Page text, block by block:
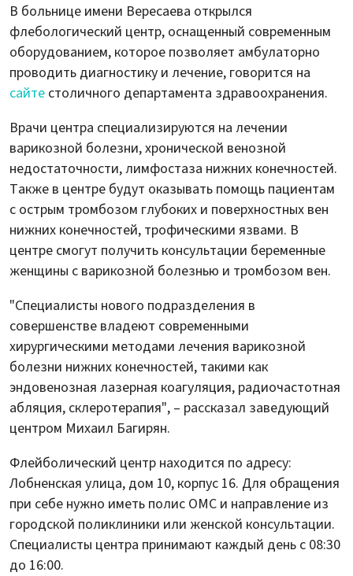
В больнице имени Вересаева открылся
флебологический центр, оснащенный современным
оборудованием, которое позволяет амбулаторно
проводить диагностику и лечение, говорится на
сайте столичного департамента здравоохранения.
Врачи центра специализируются на лечении
варикозной болезни, хронической венозной
недостаточности, лимфостаза нижних конечностей.
Также в центре будут оказывать помощь пациентам
с острым тромбозом глубоких и поверхностных вен
нижних конечностей, трофическими язвами. В
центре смогут получить консультации беременные
женщины с варикозной болезнью и тромбозом вен.
"Специалисты нового подразделения в
совершенстве владеют современными
хирургическими методами лечения варикозной
болезни нижних конечностей, такими как
эндовенозная лазерная коагуляция, радиочастотная
абляция, склеротерапия", – рассказал заведующий
центром Михаил Багирян.
Флейболический центр находится по адресу:
Лобненская улица, дом 10, корпус 16. Для обращения
при себе нужно иметь полис ОМС и направление из
городской поликлиники или женской консультации.
Специалисты центра принимают каждый день с 08:30
до 16:00.